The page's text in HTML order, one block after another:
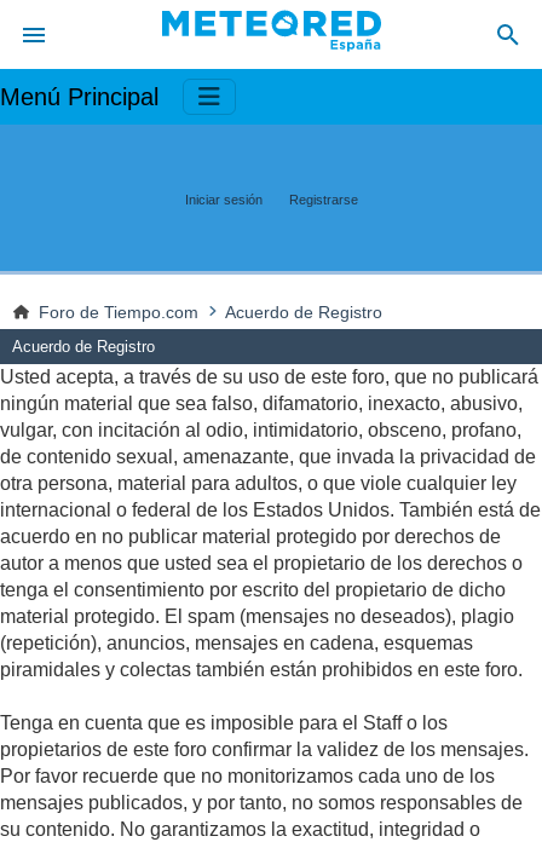
Menú Principal
Iniciar sesión Registrarse
Foro de Tiempo.com Acuerdo de Registro
Acuerdo de Registro
Usted acepta, a través de su uso de este foro, que no publicará
ningún material que sea falso, difamatorio, inexacto, abusivo,
vulgar, con incitación al odio, intimidatorio, obsceno, profano,
de contenido sexual, amenazante, que invada la privacidad de
otra persona, material para adultos, o que viole cualquier ley
internacional o federal de los Estados Unidos. También está de
acuerdo en no publicar material protegido por derechos de
autor a menos que usted sea el propietario de los derechos o
tenga el consentimiento por escrito del propietario de dicho
material protegido. El spam (mensajes no deseados), plagio
(repetición), anuncios, mensajes en cadena, esquemas
piramidales y colectas también están prohibidos en este foro.
Tenga en cuenta que es imposible para el Staff o los
propietarios de este foro confirmar la validez de los mensajes.
Por favor recuerde que no monitorizamos cada uno de los
mensajes publicados, y por tanto, no somos responsables de
su contenido. No garantizamos la exactitud, integridad o